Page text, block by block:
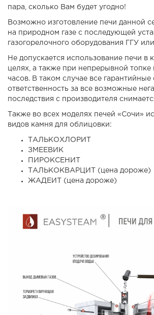
пара, сколько Вам будет угодно!
Возможно изготовление печи данной
на природном газе с последующей
газогорелочного оборудования ГГУ
Не допускается использование печи в
целях, а также при непрерывной топке
часов. В таком случае все гарантийные
ответственность за все возможные
последствия с производителя
Также во всех моделях печей «Сочи»
видов камня для облицовки:
ТАЛЬКОХЛОРИТ
ЗМЕЕВИК
ПИРОКСЕНИТ
ТАЛЬКОКВАРЦИТ (цена дороже)
ЖАДЕИТ (цена дороже)